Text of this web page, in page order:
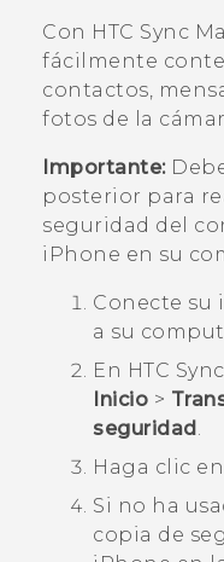
AYUDA
HTC Devices &
Video Tutorials
Con HTC Sync
fácilmente
contactos,
fotos de la
Importante:
posterior para
seguridad del
iPhone en su
Conecte su
a su
En HTC
Inicio >
seguridad .
Haga clic
Si no ha
copia de